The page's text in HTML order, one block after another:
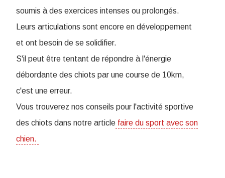
soumis à des exercices intenses ou prolongés.
Leurs articulations sont encore en développement
et ont besoin de se solidifier.
S'il peut être tentant de répondre à l'énergie
débordante des chiots par une course de 10km,
c'est une erreur.
Vous trouverez nos conseils pour l'activité sportive
des chiots dans notre article faire du sport avec son
chien.